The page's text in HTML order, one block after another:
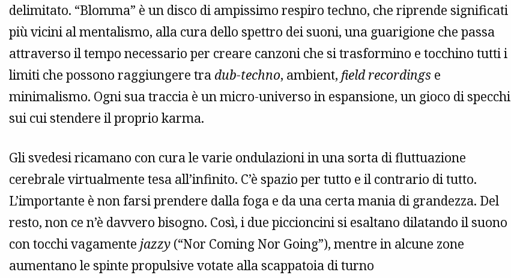
delimitato. “Blomma” è un disco di ampissimo respiro techno, che riprende significati
più vicini al mentalismo, alla cura dello spettro dei suoni, una guarigione che passa
attraverso il tempo necessario per creare canzoni che si trasformino e tocchino tutti i
limiti che possono raggiungere tra dub-techno, ambient, field recordings e
minimalismo. Ogni sua traccia è un micro-universo in espansione, un gioco di specchi
sui cui stendere il proprio karma.
Gli svedesi ricamano con cura le varie ondulazioni in una sorta di fluttuazione
cerebrale virtualmente tesa all’infinito. C’è spazio per tutto e il contrario di tutto.
L’importante è non farsi prendere dalla foga e da una certa mania di grandezza. Del
resto, non ce n’è davvero bisogno. Così, i due piccioncini si esaltano dilatando il suono
con tocchi vagamente jazzy (“Nor Coming Nor Going”), mentre in alcune zone
aumentano le spinte propulsive votate alla scappatoia di turno